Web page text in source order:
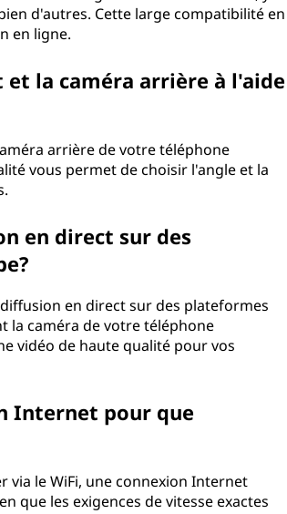
d'autres. Cette large compatibilité en
en ligne.
et la caméra arrière à l'aide
arrière de votre téléphone
vous permet de choisir l'angle et la
en direct sur des
en direct sur des plateformes
la caméra de votre téléphone
vidéo de haute qualité pour vos
Internet pour que
via le WiFi, une connexion Internet
que les exigences de vitesse exactes